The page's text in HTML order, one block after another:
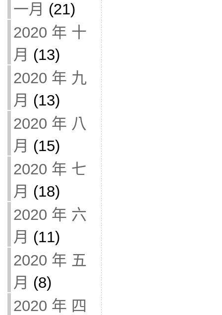
一月 (21)
2020 年 十
月 (13)
2020 年 九
月 (13)
2020 年 八
月 (15)
2020 年 七
月 (18)
2020 年 六
月 (11)
2020 年 五
月 (8)
2020 年 四